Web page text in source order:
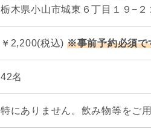
栃木県小山市城東６丁目１９−２
￥2,200(税込) ※事前予約必須で
42名
特にありません。飲み物等をご